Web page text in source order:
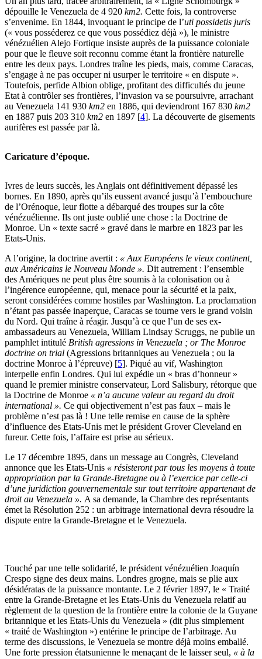
dépouille le Venezuela de 4 920 km2. Cette fois, la controverse
s’envenime. En 1844, invoquant le principe de l’uti possidetis juris
(« vous posséderez ce que vous possédiez déjà »), le ministre
vénézuélien Alejo Fortique insiste auprès de la puissance coloniale
pour que le fleuve soit reconnu comme étant la frontière naturelle
entre les deux pays. Londres traîne les pieds, mais, comme Caracas,
s’engage à ne pas occuper ni usurper le territoire « en dispute ».
Toutefois, perfide Albion oblige, profitant des difficultés du jeune
Etat à contrôler ses frontières, l’invasion va se poursuivre, arrachant
au Venezuela 141 930 km2 en 1886, qui deviendront 167 830 km2
en 1887 puis 203 310 km2 en 1897 [4]. La découverte de gisements
aurifères est passée par là.
Caricature d’époque.
Ivres de leurs succès, les Anglais ont définitivement dépassé les
bornes. En 1890, après qu’ils eussent avancé jusqu’à l’embouchure
de l’Orénoque, leur flotte a débarqué des troupes sur la côte
vénézuélienne. Ils ont juste oublié une chose : la Doctrine de
Monroe. Un « texte sacré » gravé dans le marbre en 1823 par les
Etats-Unis.
A l’origine, la doctrine avertit : « Aux Européens le vieux continent,
aux Américains le Nouveau Monde ». Dit autrement : l’ensemble
des Amériques ne peut plus être soumis à la colonisation ou à
l’ingérence européenne, qui, menace pour la sécurité et la paix,
seront considérées comme hostiles par Washington. La proclamation
n’étant pas passée inaperçue, Caracas se tourne vers le grand voisin
du Nord. Qui traîne à réagir. Jusqu’à ce que l’un de ses ex-
ambassadeurs au Venezuela, William Lindsay Scruggs, ne publie un
pamphlet intitulé British agressions in Venezuela ; or The Monroe
doctrine on trial (Agressions britanniques au Venezuela ; ou la
doctrine Monroe à l’épreuve) [5]. Piqué au vif, Washington
interpelle enfin Londres. Qui lui expédie un « bras d’honneur »
quand le premier ministre conservateur, Lord Salisbury, rétorque que
la Doctrine de Monroe « n’a aucune valeur au regard du droit
international ». Ce qui objectivement n’est pas faux – mais le
problème n’est pas là ! Une telle remise en cause de la sphère
d’influence des Etats-Unis met le président Grover Cleveland en
fureur. Cette fois, l’affaire est prise au sérieux.
Le 17 décembre 1895, dans un message au Congrès, Cleveland
annonce que les Etats-Unis « résisteront par tous les moyens à toute
appropriation par la Grande-Bretagne ou à l’exercice par celle-ci
d’une juridiction gouvernementale sur tout territoire appartenant de
droit au Venezuela ». A sa demande, la Chambre des représentants
émet la Résolution 252 : un arbitrage international devra résoudre la
dispute entre la Grande-Bretagne et le Venezuela.
Touché par une telle solidarité, le président vénézuélien Joaquín
Crespo signe des deux mains. Londres grogne, mais se plie aux
désidératas de la puissance montante. Le 2 février 1897, le « Traité
entre la Grande-Bretagne et les Etats-Unis du Venezuela relatif au
règlement de la question de la frontière entre la colonie de la Guyane
britannique et les Etats-Unis du Venezuela » (dit plus simplement
« traité de Washington ») entérine le principe de l’arbitrage. Au
terme des discussions, le Venezuela se montre déjà moins emballé.
Une forte pression étatsunienne le menaçant de le laisser seul, « à la